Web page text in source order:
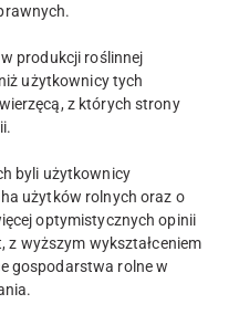
produkcji roślinnej
użytkownicy tych
z których strony
byli użytkownicy
użytków rolnych oraz o
optymistycznych opinii
z wyższym wykształceniem
gospodarstwa rolne w